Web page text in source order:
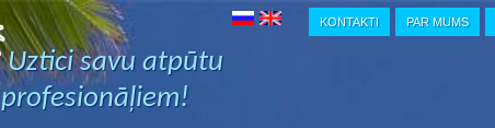
KONTAKTI PAR MUMS
Uztici savu atpūtu
profesionāļiem!